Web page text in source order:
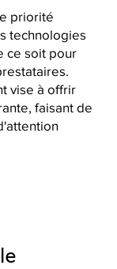
priorité
technologies
ce soit pour
vise à offrir
faisant de